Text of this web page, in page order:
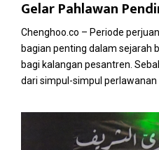
Gelar Pahlawan
Chenghoo.co – Periode
bagian penting dalam sejarah
bagi kalangan pesantren.
dari simpul-simpul perlawanan